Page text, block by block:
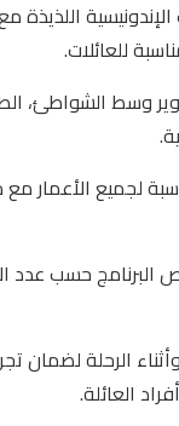
اللذيذة
للعائلات.
وسط الشواطئ،
لجميع الأعمار مع
حسب عدد
الرحلة لضمان
العائلة.